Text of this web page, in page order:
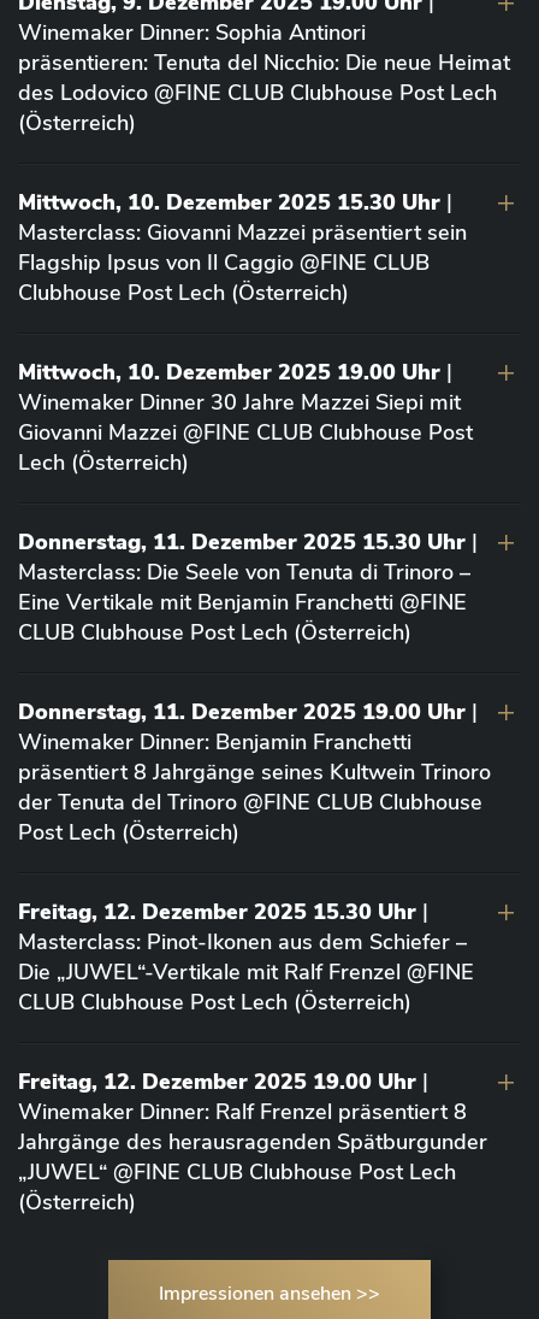
Winemaker Dinner: Sophia Antinori
präsentieren: Tenuta del Nicchio: Die neue Heimat
des Lodovico @FINE CLUB Clubhouse Post Lech
(Österreich)
Mittwoch, 10. Dezember 2025 15.30 Uhr |
Masterclass: Giovanni Mazzei präsentiert sein
Flagship Ipsus von Il Caggio @FINE CLUB
Clubhouse Post Lech (Österreich)
Mittwoch, 10. Dezember 2025 19.00 Uhr |
Winemaker Dinner 30 Jahre Mazzei Siepi mit
Giovanni Mazzei @FINE CLUB Clubhouse Post
Lech (Österreich)
Donnerstag, 11. Dezember 2025 15.30 Uhr |
Masterclass: Die Seele von Tenuta di Trinoro –
Eine Vertikale mit Benjamin Franchetti @FINE
CLUB Clubhouse Post Lech (Österreich)
Donnerstag, 11. Dezember 2025 19.00 Uhr |
Winemaker Dinner: Benjamin Franchetti
präsentiert 8 Jahrgänge seines Kultwein Trinoro
der Tenuta del Trinoro @FINE CLUB Clubhouse
Post Lech (Österreich)
Freitag, 12. Dezember 2025 15.30 Uhr |
Masterclass: Pinot-Ikonen aus dem Schiefer –
Die „JUWEL“-Vertikale mit Ralf Frenzel @FINE
CLUB Clubhouse Post Lech (Österreich)
Freitag, 12. Dezember 2025 19.00 Uhr |
Winemaker Dinner: Ralf Frenzel präsentiert 8
Jahrgänge des herausragenden Spätburgunder
„JUWEL“ @FINE CLUB Clubhouse Post Lech
(Österreich)
Impressionen ansehen >>